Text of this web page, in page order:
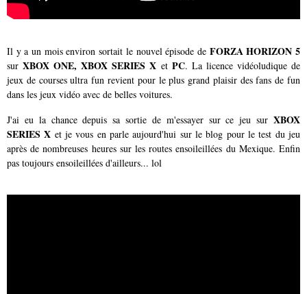
Il y a un mois environ sortait le nouvel épisode de FORZA HORIZON 5
surXBOX ONE, XBOX SERIES X et PC. La licence vidéoludique de
jeux de courses ultra fun revient pour le plus grand plaisir des fans de fun
dans les jeux vidéo avec de belles voitures.
J'ai eu la chance depuis sa sortie de m'essayer sur ce jeu sur XBOX
SERIES X et je vous en parle aujourd'hui sur le blog pour le test du jeu
après de nombreuses heures sur les routes ensoileillées du Mexique. Enfin
pas toujours ensoileillées d'ailleurs... lol